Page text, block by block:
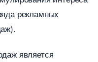
рекламных
является